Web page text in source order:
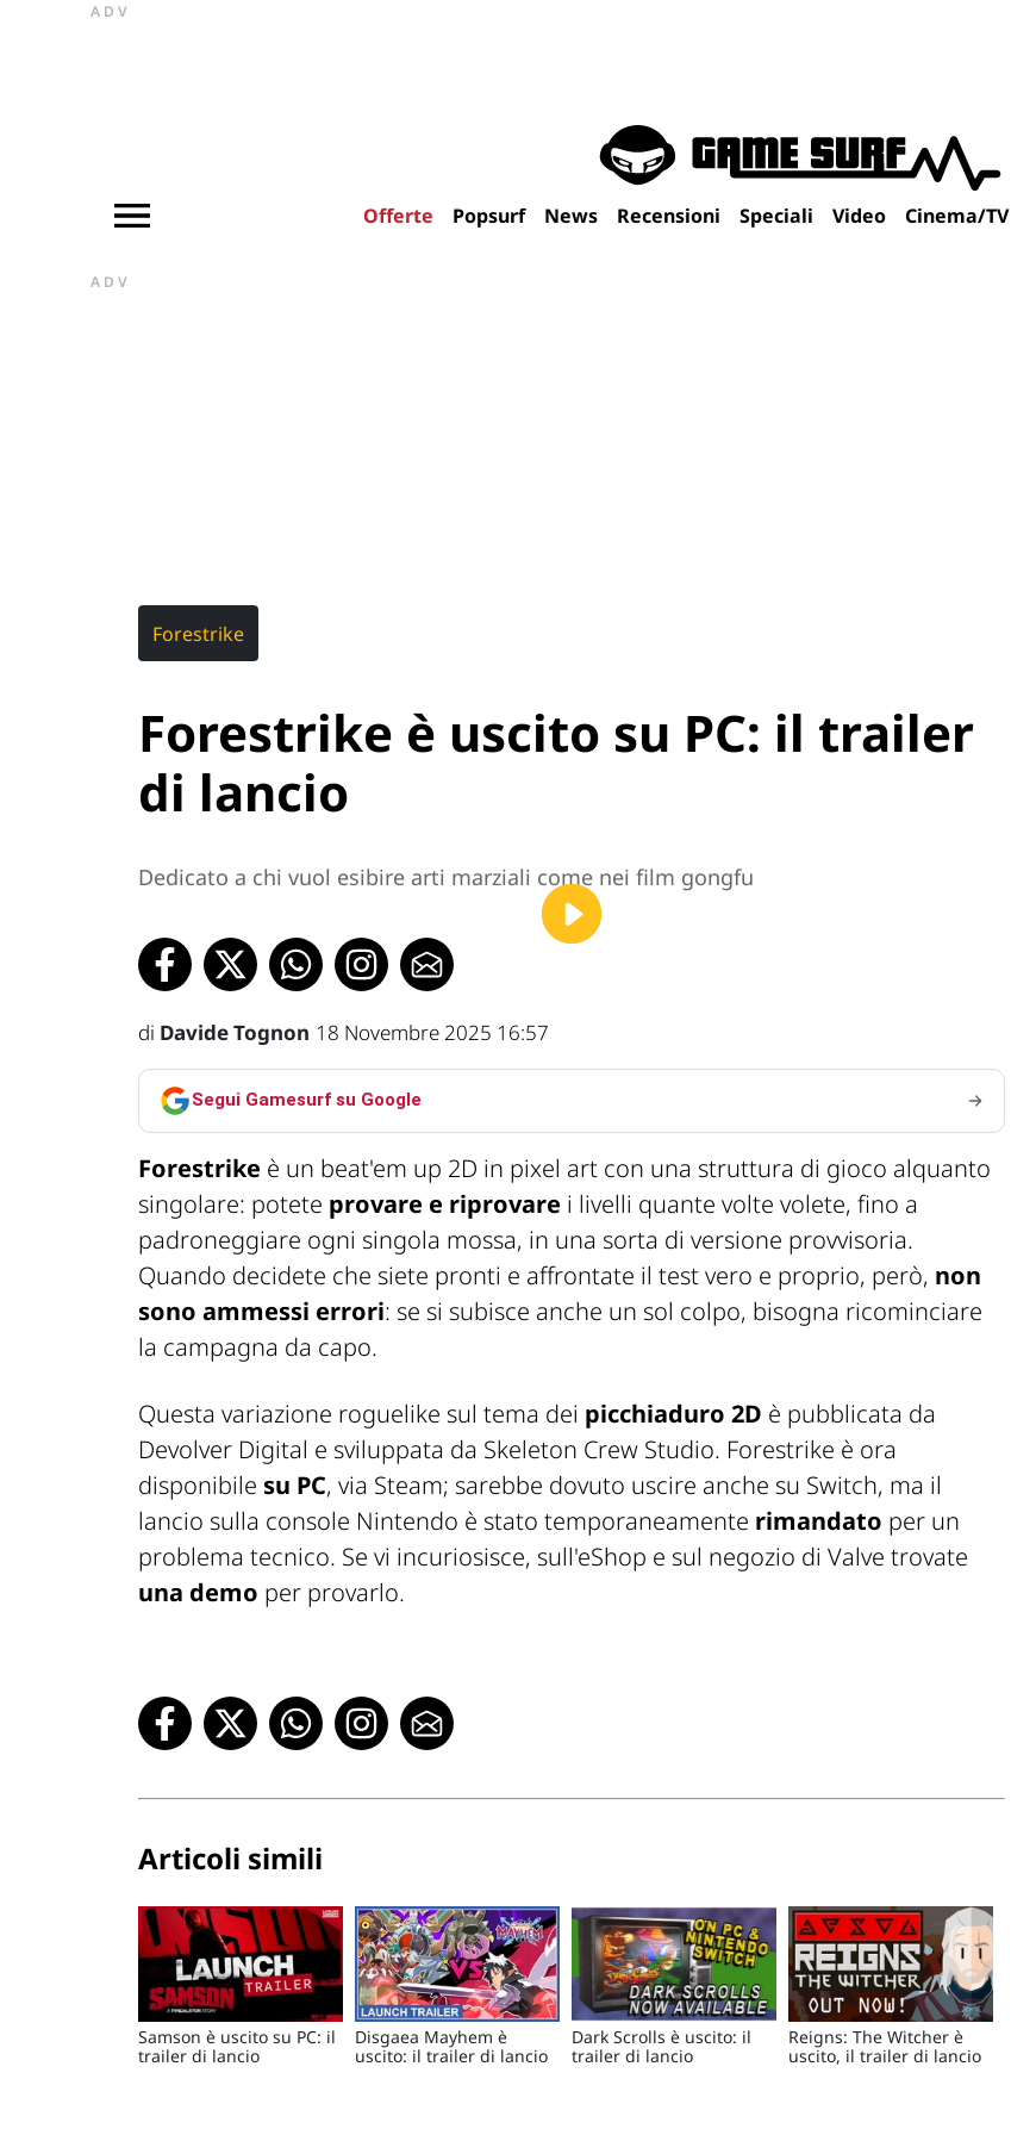
ADV
Offerte Popsurf News Recensioni Speciali Video Cinema/TV
ADV
Forestrike
Forestrike è uscito su PC: il trailer
di lancio
Dedicato a chi vuol esibire arti marziali come nei film gongfu
di Davide Tognon 18 Novembre 2025 16:57
Segui Gamesurf su Google
Forestrike è un beat'em up 2D in pixel art con una struttura di gioco alquanto
singolare: potete provare e riprovare i livelli quante volte volete, fino a
padroneggiare ogni singola mossa, in una sorta di versione provvisoria.
Quando decidete che siete pronti e affrontate il test vero e proprio, però, non
sono ammessi errori: se si subisce anche un sol colpo, bisogna ricominciare
la campagna da capo.
Questa variazione roguelike sul tema dei picchiaduro 2D è pubblicata da
Devolver Digital e sviluppata da Skeleton Crew Studio. Forestrike è ora
disponibile su PC, via Steam; sarebbe dovuto uscire anche su Switch, ma il
lancio sulla console Nintendo è stato temporaneamente rimandato per un
problema tecnico. Se vi incuriosisce, sull'eShop e sul negozio di Valve trovate
una demo per provarlo.
Articoli simili
Samson è uscito su PC: il
trailer di lancio
Disgaea Mayhem è
uscito: il trailer di lancio
Dark Scrolls è uscito: il
trailer di lancio
Reigns: The Witcher è
uscito, il trailer di lancio